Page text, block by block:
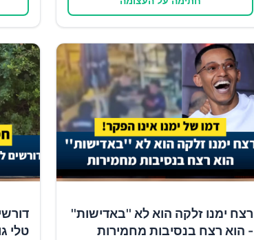
רצח ימנו זלקה הוא לא ''באדישות''
- הוא רצח בנסיבות מחמירות
טלי